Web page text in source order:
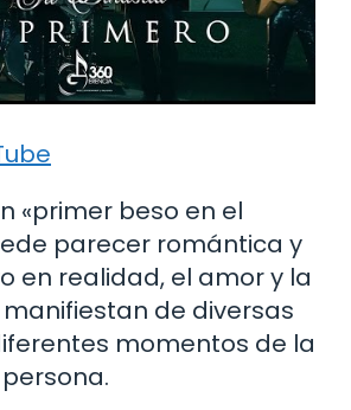
«primer beso en el
parecer romántica y
en realidad, el amor y la
de diversas
momentos de la